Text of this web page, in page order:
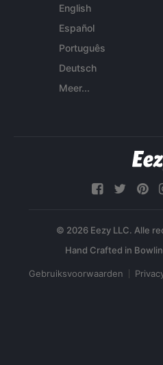
English
Español
Português
Deutsch
Meer...
© 2026 Eezy LLC. Alle
Gebruiksvoorwaarden